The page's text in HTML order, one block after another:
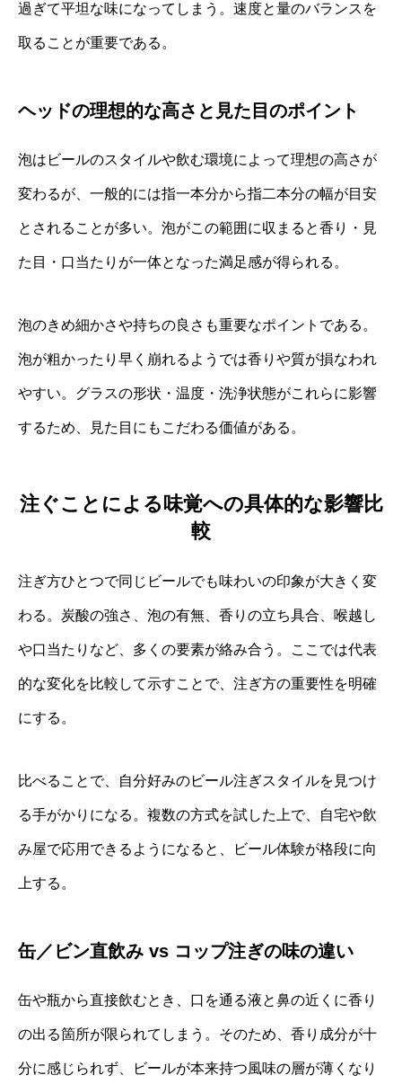
過ぎて平坦な味になってしまう。速度と量のバランスを
取ることが重要である。
ヘッドの理想的な高さと見た目のポイント
泡はビールのスタイルや飲む環境によって理想の高さが
変わるが、一般的には指一本分から指二本分の幅が目安
とされることが多い。泡がこの範囲に収まると香り・見
た目・口当たりが一体となった満足感が得られる。
泡のきめ細かさや持ちの良さも重要なポイントである。
泡が粗かったり早く崩れるようでは香りや質が損なわれ
やすい。グラスの形状・温度・洗浄状態がこれらに影響
するため、見た目にもこだわる価値がある。
注ぐことによる味覚への具体的な影響比
較
注ぎ方ひとつで同じビールでも味わいの印象が大きく変
わる。炭酸の強さ、泡の有無、香りの立ち具合、喉越し
や口当たりなど、多くの要素が絡み合う。ここでは代表
的な変化を比較して示すことで、注ぎ方の重要性を明確
にする。
比べることで、自分好みのビール注ぎスタイルを見つけ
る手がかりになる。複数の方式を試した上で、自宅や飲
み屋で応用できるようになると、ビール体験が格段に向
上する。
缶／ビン直飲み vs コップ注ぎの味の違い
缶や瓶から直接飲むとき、口を通る液と鼻の近くに香り
の出る箇所が限られてしまう。そのため、香り成分が十
分に感じられず、ビールが本来持つ風味の層が薄くなり